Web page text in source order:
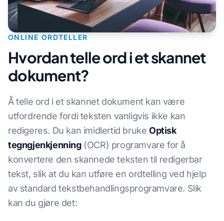
ONLINE ORDTELLER
Hvordan telle ord i et skannet
dokument?
Å telle ord i et skannet dokument kan være
utfordrende fordi teksten vanligvis ikke kan
redigeres. Du kan imidlertid brukeOptisk
tegngjenkjenning(OCR) programvare for å
konvertere den skannede teksten til redigerbar
tekst, slik at du kan utføre en ordtelling ved hjelp
av standard tekstbehandlingsprogramvare. Slik
kan du gjøre det: